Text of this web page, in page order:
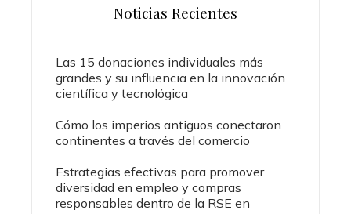
Noticias Recientes
Las 15 donaciones individuales más
grandes y su influencia en la innovación
científica y tecnológica
Cómo los imperios antiguos conectaron
continentes a través del comercio
Estrategias efectivas para promover
diversidad en empleo y compras
responsables dentro de la RSE en